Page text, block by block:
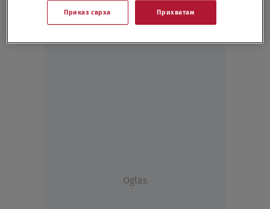
Oglas
Приказ сврха Прихватам